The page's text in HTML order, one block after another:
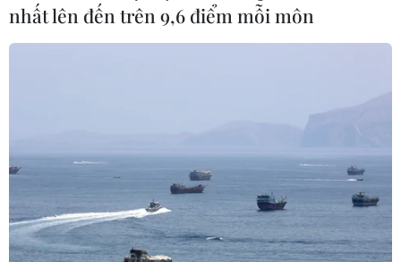
nhất lên đến trên 9,6 điểm mỗi môn